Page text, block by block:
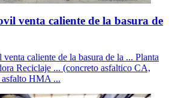
venta caliente de la basura de
caliente de la basura de la ... Planta
Reciclaje ... (concreto asfaltico CA,
asfalto HMA ...